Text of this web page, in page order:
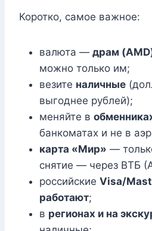
Коротко, самое важное:
валюта — драм
можно только им;
везите наличные
выгоднее рублей);
меняйте в
банкоматах и не в
карта «Мир» —
снятие — через ВТБ
российские Visa/
работают;
в регионах и на